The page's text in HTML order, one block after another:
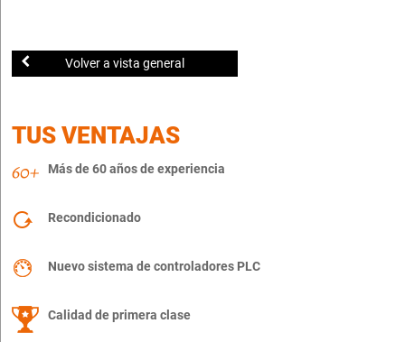
Volver a vista general
TUS VENTAJAS
Más de 60 años de experiencia
Recondicionado
Nuevo sistema de controladores PLC
Calidad de primera clase